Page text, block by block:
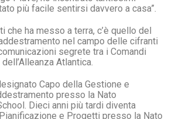
più facile sentirsi davvero a casa”.
che ha messo a terra, c’è quello del
nel campo delle cifranti
segrete tra i Comandi
Atlantica.
Capo della Gestione e
presso la Nato
Dieci anni più tardi diventa
e Progetti presso la Nato